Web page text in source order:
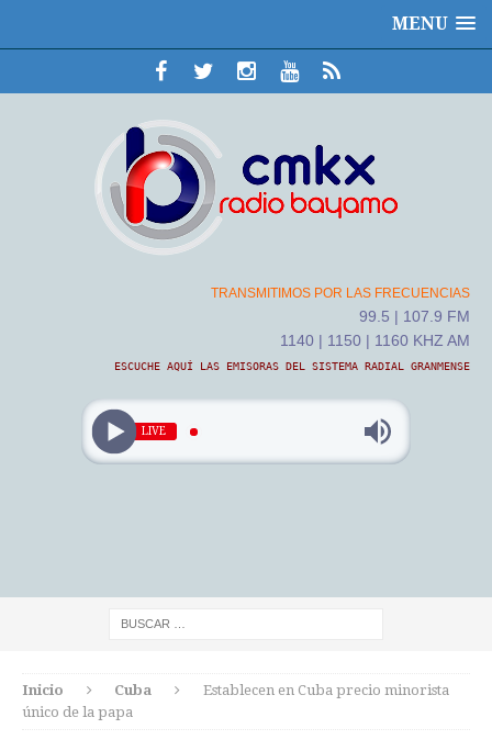
MENU
TRANSMITIMOS POR LAS FRECUENCIAS
99.5 | 107.9 FM
1140 | 1150 | 1160 KHZ AM
ESCUCHE AQUÍ LAS EMISORAS DEL SISTEMA RADIAL GRANMENSE
LIVE
Inicio Cuba
Establecen en Cuba precio minorista
único de la papa